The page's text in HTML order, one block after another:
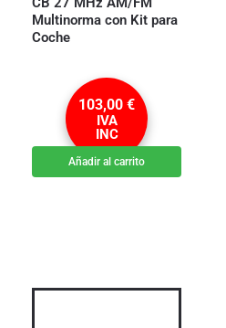
Multinorma con Kit para
Coche
103,00 €
IVA
INC
Añadir al carrito